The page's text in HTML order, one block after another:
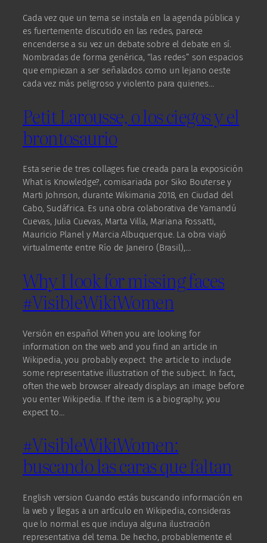
Cada vez que un tema se instala en la agenda pública y
es fuertemente discutido en las redes, parece
encenderse a su vez un debate sobre el debate en sí.
Nombradas de forma genérica, “las redes” son espacios
que empiezan a ser señalados como un lejano oeste
cada vez más peligroso y violento para quienes…
Petit Larousse, o los ciegos y el
brontosaurio
Esta serie de tres collages fue creada para la exposición
What is Knowledge?, comisariada por Siko Bouterse y
Marti Johnson, durante Wikimania 2018, en Ciudad del
Cabo, Sudáfrica. Es una obra colaborativa de Yamandú
Cuevas, Julia Cuevas, Marta Villa, Mariana Fossatti,
Mauricio Planel y Marcia Albuquerque. La obra viajó
virtualmente entre Río de Janeiro (Brasil),…
Why I look for missing faces
#VisibleWikiWomen
Versión en español When you are looking for
information on the web and you find an article in
Wikipedia, you probably expect the article to include
some representative illustration of the subject. In fact,
often the web browser already displays an image before
you enter Wikipedia. If the item is a biography, you
expect to…
#VisibleWikiWomen:
buscando las caras que faltan
English version Cuando estás buscando información en
la web y llegas a un artículo en Wikipedia, consideras
que lo normal es que incluya alguna ilustración
representativa del tema. De hecho, probablemente el